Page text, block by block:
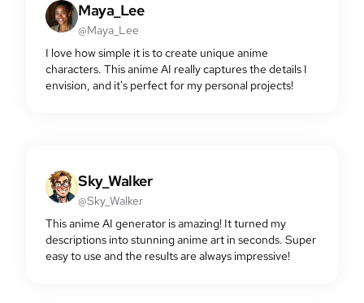
Maya_Lee
@Maya_Lee
I love how simple it is to create unique anime
characters. This anime AI really captures the details I
envision, and it's perfect for my personal projects!
Sky_Walker
@Sky_Walker
This anime AI generator is amazing! It turned my
descriptions into stunning anime art in seconds. Super
easy to use and the results are always impressive!